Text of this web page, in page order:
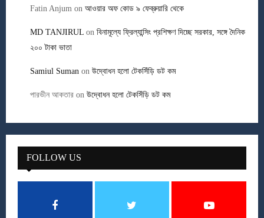
Fatin Anjum on আওয়ার অফ কোড ৯ ফেব্রুয়ারি থেকে
MD TANJIRUL on বিনামূল্যে ফ্রিল্যান্সিং প্রশিক্ষণ দিচ্ছে সরকার, সঙ্গে দৈনিক
২০০ টাকা ভাতা
Samiul Suman on উদ্বোধন হলো টেকসিঁড়ি ডট কম
পারভীন আকতার on উদ্বোধন হলো টেকসিঁড়ি ডট কম
FOLLOW US